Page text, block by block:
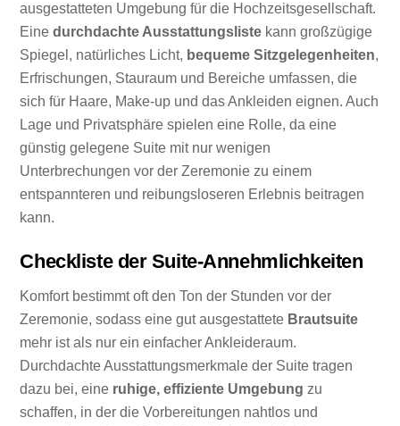
ausgestatteten Umgebung für die Hochzeitsgesellschaft.
Einedurchdachte Ausstattungsliste kann großzügige
Spiegel, natürliches Licht, bequeme Sitzgelegenheiten,
Erfrischungen, Stauraum und Bereiche umfassen, die
sich für Haare, Make-up und das Ankleiden eignen. Auch
Lage und Privatsphäre spielen eine Rolle, da eine
günstig gelegene Suite mit nur wenigen
Unterbrechungen vor der Zeremonie zu einem
entspannteren und reibungsloseren Erlebnis beitragen
kann.
Checkliste der Suite-Annehmlichkeiten
Komfort bestimmt oft den Ton der Stunden vor der
Zeremonie, sodass eine gut ausgestattete Brautsuite
mehr ist als nur ein einfacher Ankleideraum.
Durchdachte Ausstattungsmerkmale der Suite tragen
dazu bei, eine ruhige, effiziente Umgebung zu
schaffen, in der die Vorbereitungen nahtlos und